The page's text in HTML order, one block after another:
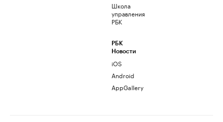
Школа
управления
РБК
РБК
Новости
iOS
Android
AppGallery